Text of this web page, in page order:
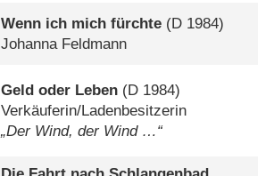
Wenn ich mich fürchte (D 1984)
Johanna Feldmann
Geld oder Leben (D 1984)
Verkäuferin/​Ladenbesitzerin
„Der Wind, der Wind …“